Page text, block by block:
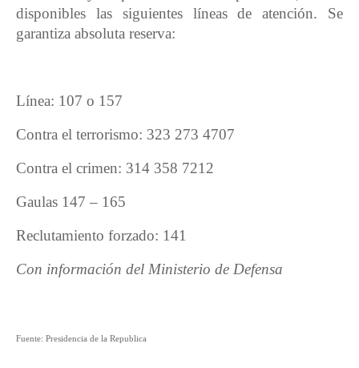
disponibles las siguientes líneas de atención. Se
garantiza absoluta reserva:
Línea: 107 o 157
Contra el terrorismo: 323 273 4707
Contra el crimen: 314 358 7212
Gaulas 147 – 165
Reclutamiento forzado: 141
Con información del Ministerio de Defensa
Fuente: Presidencia de la Republica